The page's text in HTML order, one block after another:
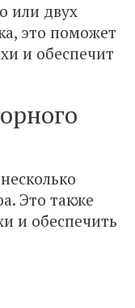
или двух
это поможет
и обеспечит
Это также
и обеспечить